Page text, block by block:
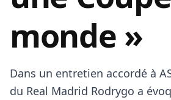
monde »
Dans un entretien accordé à
du Real Madrid Rodrygo a